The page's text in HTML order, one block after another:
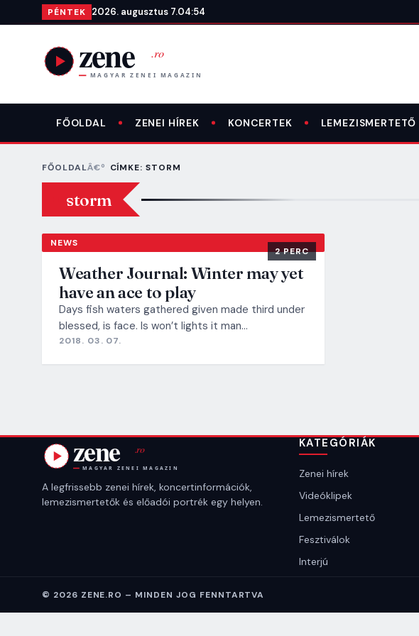
Ugrás a tartalomra
PÉNTEK 2026. augusztus 7.04:54
FŐOLDAL ZENEI HÍREK KONCERTEK LEMEZISMERTETŐ
FŐOLDAL CÍMKE: STORM
storm
NEWS
2 PERC
Weather Journal: Winter may yet
have an ace to play
Days fish waters gathered given made third under
blessed, is face. Is won’t lights it man…
2018. 03. 07.
A legfrissebb zenei hírek, koncertinformációk,
lemezismertetők és előadói portrék egy helyen.
KATEGÓRIÁK
Zenei hírek
Videóklipek
Lemezismertető
Fesztiválok
Interjú
© 2026 ZENE.RO – MINDEN JOG FENNTARTVA